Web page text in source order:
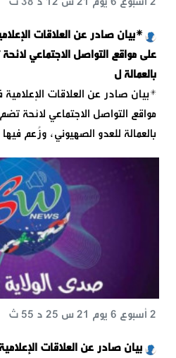
*بيان صادر عن العلاقات
على مواقع التواصل الاجتماعي
بالعمالة ل
*بيان صادر عن العلاقات
مواقع التواصل الاجتماعي لائحة
بالعمالة للعدو الصهيوني، وزُعم فيها
بيان صادر عن العلاقات
2 أسبوع 6 يوم 21 س 25 د 55 ث